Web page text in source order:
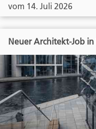
vom 14. Juli 2026
Neuer Architekt-Job